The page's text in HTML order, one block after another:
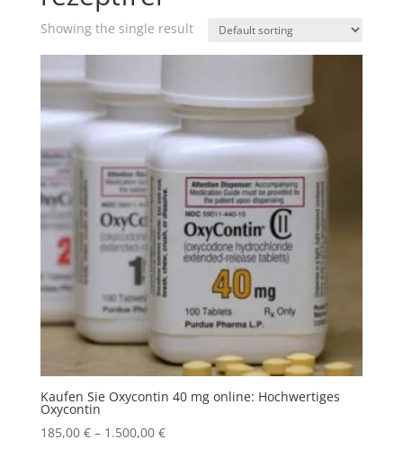
Showing the single result
Kaufen Sie Oxycontin 40 mg online: Hochwertiges
Oxycontin
185,00 € – 1.500,00 €Price